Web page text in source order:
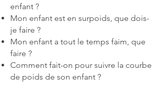
enfant ?
Mon enfant est en surpoids, que dois-
je faire ?
Mon enfant a tout le temps faim, que
faire ?
Comment fait-on pour suivre la courbe
de poids de son enfant ?